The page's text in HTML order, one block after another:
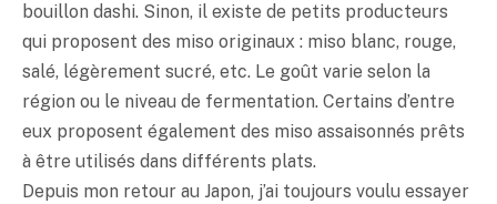
bouillon dashi. Sinon, il existe de petits producteurs
qui proposent des miso originaux : miso blanc, rouge,
salé, légèrement sucré, etc. Le goût varie selon la
région ou le niveau de fermentation. Certains d’entre
eux proposent également des miso assaisonnés prêts
à être utilisés dans différents plats.
Depuis mon retour au Japon, j’ai toujours voulu essayer